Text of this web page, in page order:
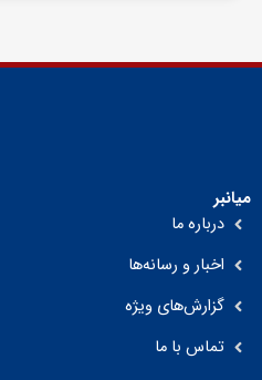
میانبر
درباره ما
اخبار و رسانه‌ها
گزارش‌های ویژه
تماس با ما